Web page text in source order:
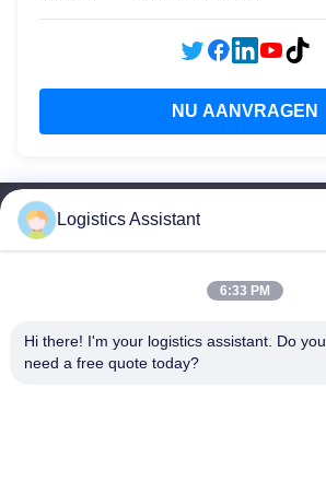
NU AANVRAGEN
Logistics Assistant
6:33 PM
Hi there! I'm your logistics assistant. Do you
need a free quote today?